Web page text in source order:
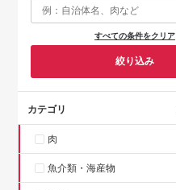
すべての条件をクリア
絞り込み
カテゴリ
肉
魚介類・海産物